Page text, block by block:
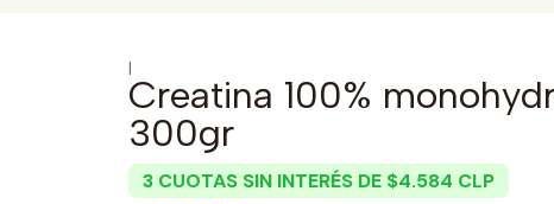
|
Creatina 100%
300gr
3 CUOTAS SIN INTERÉS DE $4.584 CLP